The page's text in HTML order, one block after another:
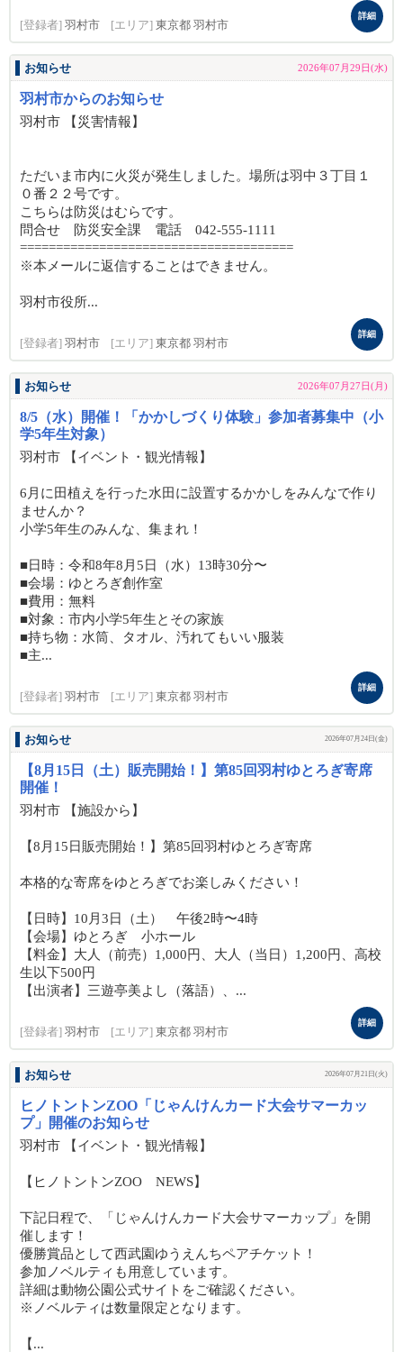
[登録者] 羽村市 [エリア] 東京都 羽村市
詳細
お知らせ 2026年07月29日(水)
羽村市からのお知らせ
羽村市 【災害情報】
ただいま市内に火災が発生しました。場所は羽中３丁目１
０番２２号です。
こちらは防災はむらです。
問合せ 防災安全課 電話 042-555-1111
======================================
※本メールに返信することはできません。
羽村市役所...
[登録者] 羽村市 [エリア] 東京都 羽村市
詳細
お知らせ 2026年07月27日(月)
8/5（水）開催！「かかしづくり体験」参加者募集中（小
学5年生対象）
羽村市 【イベント・観光情報】
6月に田植えを行った水田に設置するかかしをみんなで作り
ませんか？
小学5年生のみんな、集まれ！
■日時：令和8年8月5日（水）13時30分〜
■会場：ゆとろぎ創作室
■費用：無料
■対象：市内小学5年生とその家族
■持ち物：水筒、タオル、汚れてもいい服装
■主...
[登録者] 羽村市 [エリア] 東京都 羽村市
詳細
お知らせ 2026年07月24日(金)
【8月15日（土）販売開始！】第85回羽村ゆとろぎ寄席
開催！
羽村市 【施設から】
【8月15日販売開始！】第85回羽村ゆとろぎ寄席
本格的な寄席をゆとろぎでお楽しみください！
【日時】10月3日（土） 午後2時〜4時
【会場】ゆとろぎ 小ホール
【料金】大人（前売）1,000円、大人（当日）1,200円、高校
生以下500円
【出演者】三遊亭美よし（落語）、...
[登録者] 羽村市 [エリア] 東京都 羽村市
詳細
お知らせ 2026年07月21日(火)
ヒノトントンZOO「じゃんけんカード大会サマーカッ
プ」開催のお知らせ
羽村市 【イベント・観光情報】
【ヒノトントンZOO NEWS】
下記日程で、「じゃんけんカード大会サマーカップ」を開
催します！
優勝賞品として西武園ゆうえんちペアチケット！
参加ノベルティも用意しています。
詳細は動物公園公式サイトをご確認ください。
※ノベルティは数量限定となります。
【...